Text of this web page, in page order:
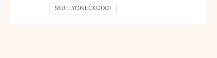
SKU: LYGNECKG001